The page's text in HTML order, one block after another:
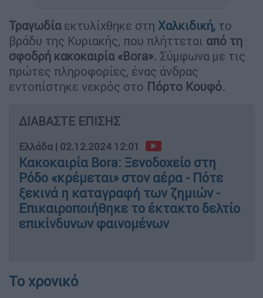
Τραγωδίαεκτυλίχθηκε στη Χαλκιδική, το
βράδυ της Κυριακής, που πλήττεται από τη
σφοδρή κακοκαιρία «Bora». Σύμφωνα με τις
πρώτες πληροφορίες, ένας άνδρας
εντοπίστηκε νεκρός στο Πόρτο Κουφό.
ΔΙΑΒΑΣΤΕ ΕΠΙΣΗΣ
Ελλάδα | 02.12.2024 12:01
Κακοκαιρία Bora: Ξενοδοχείο στη
Ρόδο «κρέμεται» στον αέρα - Πότε
ξεκινά η καταγραφή των ζημιών -
Επικαιροποιήθηκε το έκτακτο δελτίο
επικίνδυνων φαινομένων
Το χρονικό